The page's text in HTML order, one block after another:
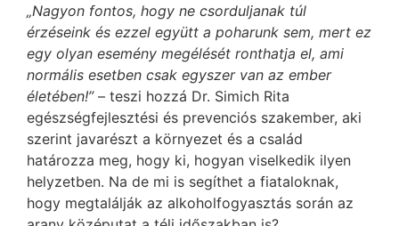
„Nagyon fontos, hogy ne csorduljanak túl
érzéseink és ezzel együtt a poharunk sem, mert ez
egy olyan esemény megélését ronthatja el, ami
normális esetben csak egyszer van az ember
életében!”– teszi hozzá Dr. Simich Rita
egészségfejlesztési és prevenciós szakember, aki
szerint javarészt a környezet és a család
határozza meg, hogy ki, hogyan viselkedik ilyen
helyzetben. Na de mi is segíthet a fiataloknak,
hogy megtalálják az alkoholfogyasztás során az